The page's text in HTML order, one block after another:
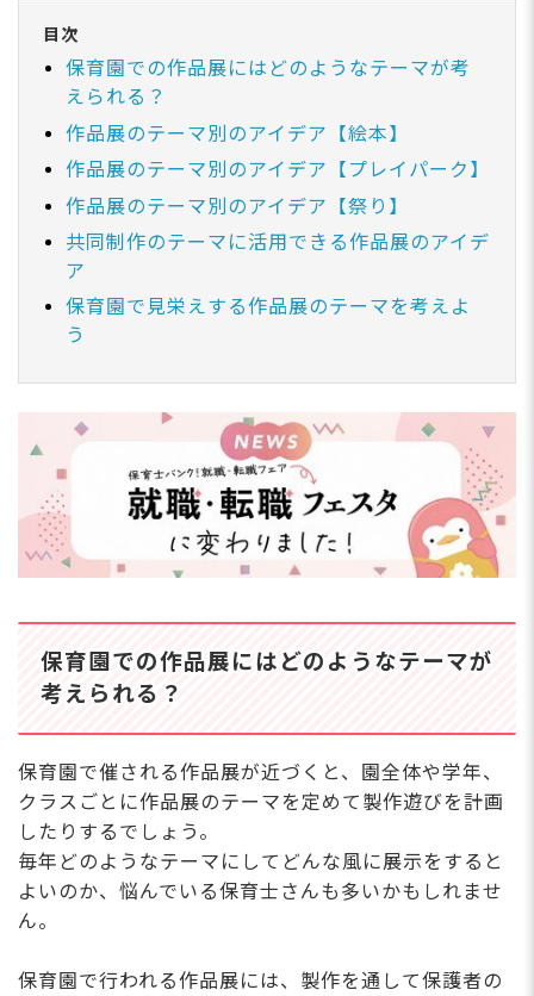
目次
保育園での作品展にはどのようなテーマが考
えられる？
作品展のテーマ別のアイデア【絵本】
作品展のテーマ別のアイデア【プレイパーク】
作品展のテーマ別のアイデア【祭り】
共同制作のテーマに活用できる作品展のアイデ
ア
保育園で見栄えする作品展のテーマを考えよ
う
保育園での作品展にはどのようなテーマが
考えられる？
保育園で催される作品展が近づくと、園全体や学年、
クラスごとに作品展のテーマを定めて製作遊びを計画
したりするでしょう。
毎年どのようなテーマにしてどんな風に展示をすると
よいのか、悩んでいる保育士さんも多いかもしれませ
ん。
保育園で行われる作品展には、製作を通して保護者の